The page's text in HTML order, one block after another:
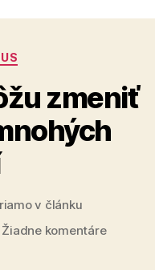
zmeniť
v článku
Žiadne komentárena